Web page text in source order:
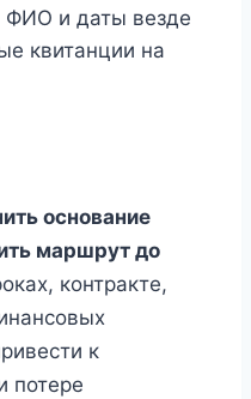
ФИО и даты везде
квитанции на
основание
маршрут до
контракте,
к
потере